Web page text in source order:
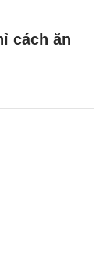
cách ăn